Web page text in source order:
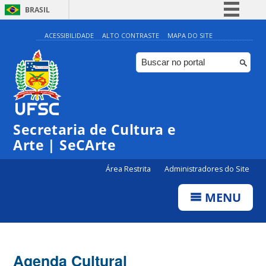
BRASIL
Simplifique!
Comunica BR
Participe
ACESSIBILIDADE ALTO CONTRASTE MAPA DO SITE
Secretaria de Cultura e
Arte | SeCArte
Área Restrita Administradores do Site
MENU
Agenda Cultural